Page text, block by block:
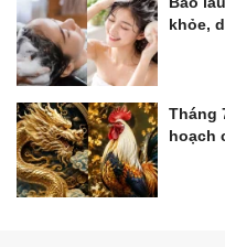
khỏe,
Tháng
hoạch